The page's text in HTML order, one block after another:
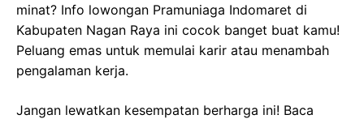
minat? Info lowongan Pramuniaga Indomaret di
Kabupaten Nagan Raya ini cocok banget buat kamu!
Peluang emas untuk memulai karir atau menambah
pengalaman kerja.
Jangan lewatkan kesempatan berharga ini! Baca